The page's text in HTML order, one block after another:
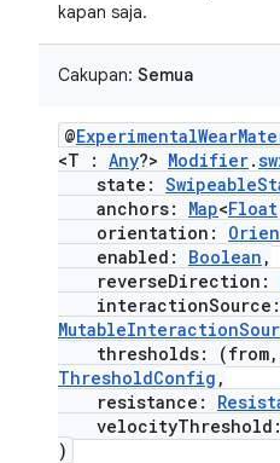
kapan saja.
Cakupan: Semua
@
<T : Any?> Modifier.
state:
anchors: Map<Float
orientation:
enabled: Boolean ,
reverseDirection:
interactionSource:
thresholds:
ThresholdConfig ,
resistance:
velocityThreshold:
)